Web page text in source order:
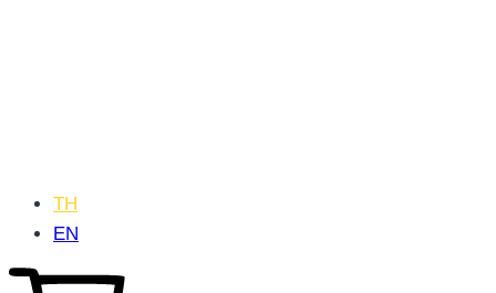
TH
EN